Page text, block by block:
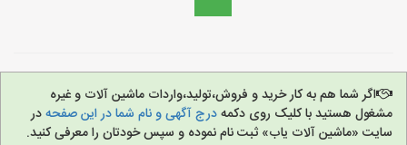
اگر شما هم به کار خرید و فروش،تولید،واردات ماشین آلات و غیره
مشغول هستید با کلیک روی دکمهدرج آگهی و نام شما در این صفحهدر
سایت «ماشین آلات یاب» ثبت نام نموده و سپس خودتان را معرفی کنید.